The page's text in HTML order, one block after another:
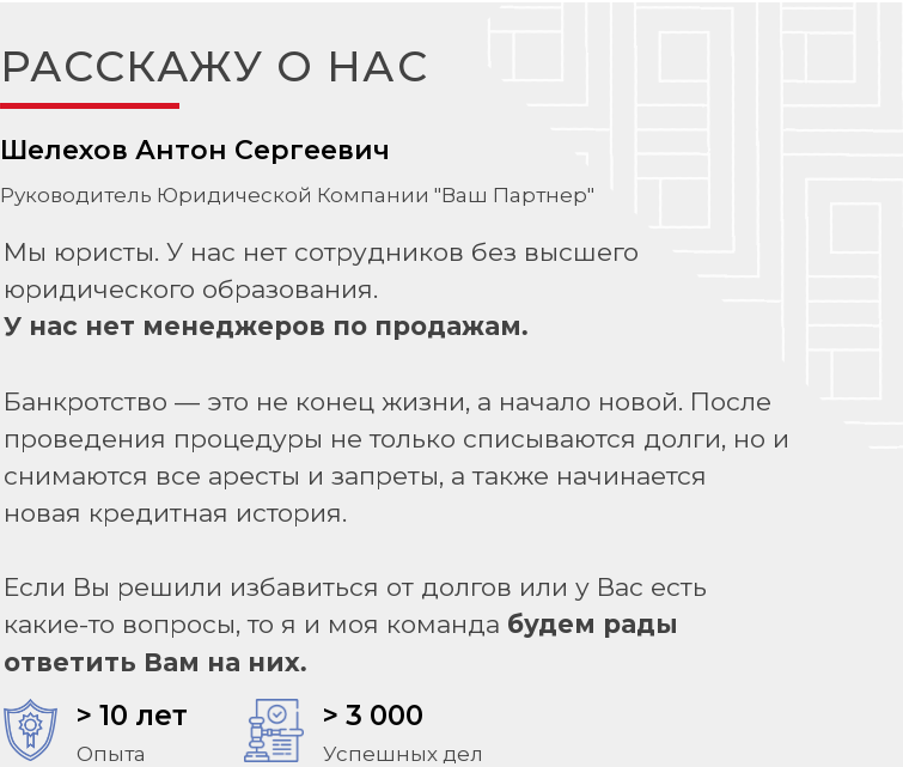
Успешных дел
Мы юристы. У нас нет сотрудников без высшего
юридического образования.
У нас нет менеджеров по продажам.
Банкротство — это не конец жизни, а начало новой. После
проведения процедуры не только списываются долги, но и
снимаются все аресты и запреты, а также начинается
новая кредитная история.
Если Вы решили избавиться от долгов или у Вас есть
какие-то вопросы, то я и моя команда будем рады
ответить Вам на них.
РАССКАЖУ О НАС
> 3 000
Шелехов Антон Сергеевич
Руководитель Юридической Компании "Ваш Партнер"
Опыта
> 10 лет